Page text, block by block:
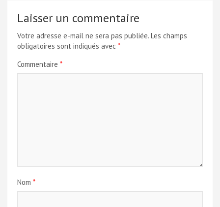
Laisser un commentaire
Votre adresse e-mail ne sera pas publiée. Les champs
obligatoires sont indiqués avec *
Commentaire *
Nom *